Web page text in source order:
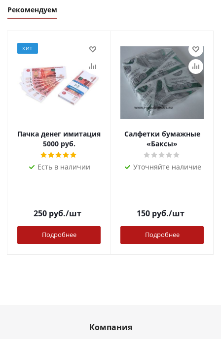
Рекомендуем
ХИТ
Пачка денег имитация
5000 руб.
Есть в наличии
250руб./шт
Подробнее
Салфетки бумажные
«Баксы»
Уточняйте наличие
150руб./шт
Подробнее
Компания